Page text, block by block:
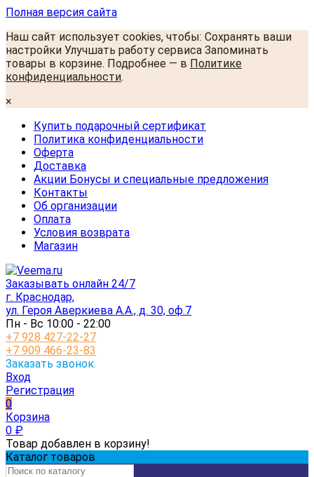
Полная версия сайта
Наш сайт использует cookies, чтобы: Сохранять ваши
настройки Улучшать работу сервиса Запоминать
товары в корзине. Подробнее — в Политике
конфиденциальности.
×
Купить подарочный сертификат
Политика конфиденциальности
Оферта
Доставка
Акции Бонусы и специальные предложения
Контакты
Об организации
Оплата
Условия возврата
Магазин
Заказывать онлайн 24/7
г. Краснодар,
ул. Героя Аверкиева А.А., д. 30, оф.7
Пн - Вс 10:00 - 22:00
+7 928 427-22-27
+7 909 466-23-83
Заказать звонок
Вход
Регистрация
0
Корзина
0 ₽
Товар добавлен в корзину!
Каталог товаров